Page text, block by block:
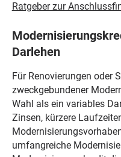
Ratgeber zur
Darlehen
Für Renovierungen oder
zweckgebundener
Wahl als ein variables
Zinsen, kürzere
umfangreiche